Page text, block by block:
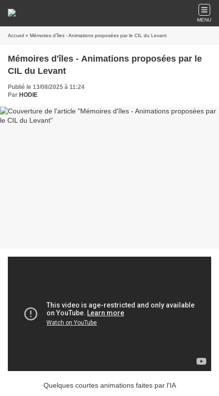
MENU
Accueil » Mémoires d'îles - Animations proposées par le CIL du Levant
Mémoires d'îles - Animations proposées par le
CIL du Levant
Publié le 13/08/2025 à 11:24
Par HODIE
Quelques courtes animations faites par l'IA